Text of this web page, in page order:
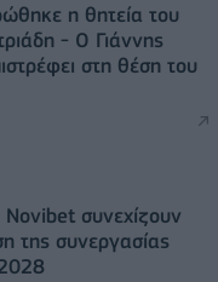
η θητεία του
- Ο Γιάννης
στη θέση του
Novibet συνεχίζουν
της συνεργασίας